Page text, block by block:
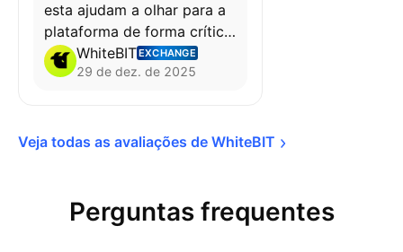
esta ajudam a olhar para a
plataforma de forma crítica
e continuar a melhorar.
Caso haja pontos
WhiteBITEXCHANGE
29 de dez. de 2025
Veja todas as avaliações de WhiteBIT
Perguntas frequentes